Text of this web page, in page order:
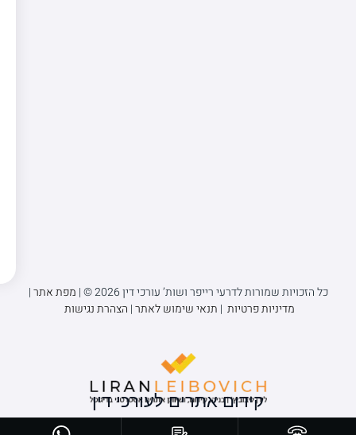
כל הזכויות שמורות לדרעי רייפר ושות’ עורכי דין 2026 © | מפת אתר|
מדיניות פרטיות | תנאי שימוש לאתר| הצהרת נגישות
קידום אתרים לעורכי דין